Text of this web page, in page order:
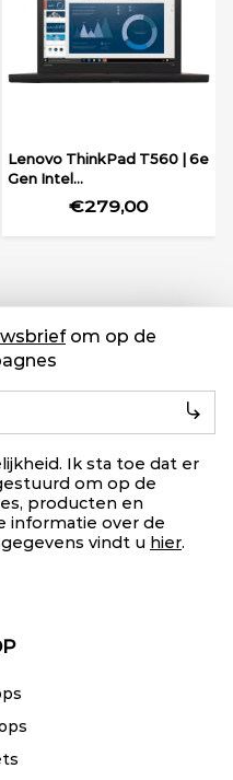
Lenovo ThinkPad T560 | 6e
Gen Intel...
€279,00
om op de
Ik sta toe dat er
om op de
producten en
informatie over de
vindt u hier.